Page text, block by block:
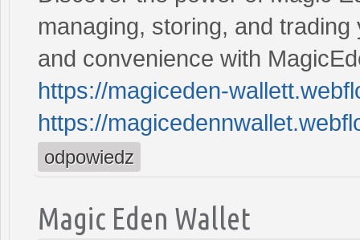
managing, storing, and
and convenience with
https://magiceden-
https://
odpowiedz
Magic Eden Wallet